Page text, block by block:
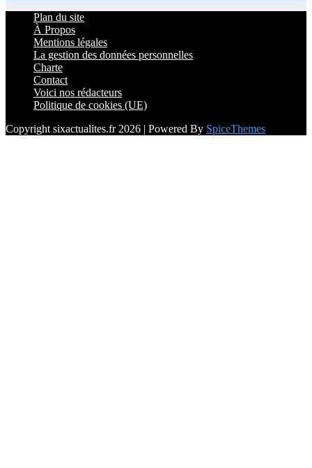
Plan du site
À Propos
Mentions légales
La gestion des données personnelles
Charte
Contact
Voici nos rédacteurs
Politique de cookies (UE)
Copyright sixactualites.fr 2026 | Powered By SpiceThemes